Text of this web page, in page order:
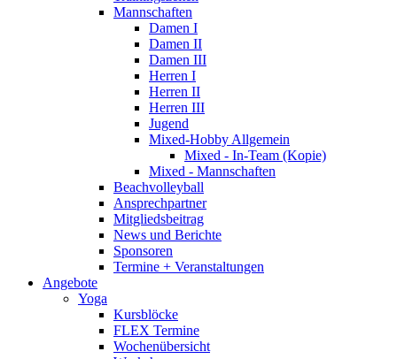
Mannschaften
Damen I
Damen II
Damen III
Herren I
Herren II
Herren III
Jugend
Mixed-Hobby Allgemein
Mixed - In-Team (Kopie)
Mixed - Mannschaften
Beachvolleyball
Ansprechpartner
Mitgliedsbeitrag
News und Berichte
Sponsoren
Termine + Veranstaltungen
Angebote
Yoga
Kursblöcke
FLEX Termine
Wochenübersicht